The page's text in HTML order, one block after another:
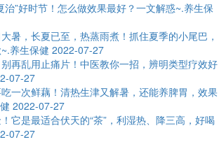
治”好时节！怎么做效果最好？一文解惑~.养生保
暑，长夏已至，热蒸雨煮！抓住夏季的小尾巴，
养生保健 2022-07-27
再乱用止痛片！中医教你一招，辨明类型疗效好
07-27
一次鲜藕！清热生津又解暑，还能养脾胃，效果
2022-07-27
它是最适合伏天的“茶”，利湿热、降三高，好喝
07-27